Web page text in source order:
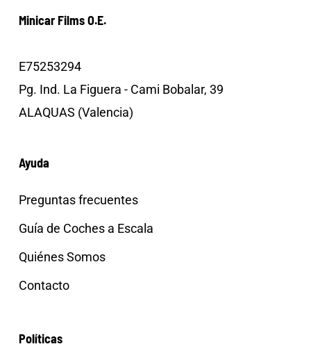
Minicar Films O.E.
E75253294
Pg. Ind. La Figuera - Cami Bobalar, 39
ALAQUAS (Valencia)
Ayuda
Preguntas frecuentes
Guía de Coches a Escala
Quiénes Somos
Contacto
Políticas